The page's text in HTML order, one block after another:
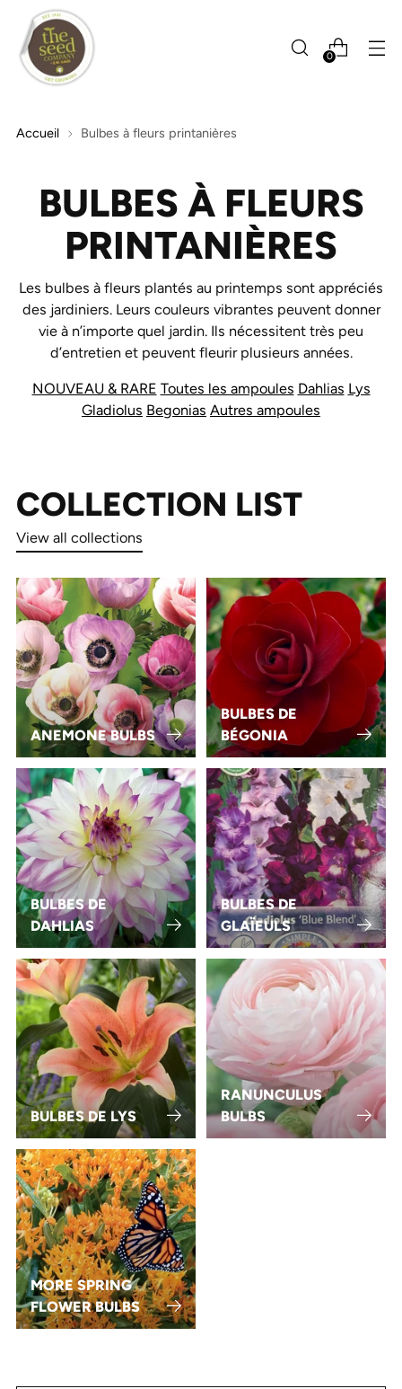
0
Accueil Bulbes à fleurs printanières
BULBES À FLEURS
PRINTANIÈRES
Les bulbes à fleurs plantés au printemps sont appréciés
des jardiniers. Leurs couleurs vibrantes peuvent donner
vie à n’importe quel jardin. Ils nécessitent très peu
d’entretien et peuvent fleurir plusieurs années.
NOUVEAU & RARE Toutes les ampoules Dahlias Lys
Gladiolus Begonias Autres ampoules
COLLECTION LIST
View all collections
ANEMONE BULBS
BULBES DE
BÉGONIA
BULBES DE
DAHLIAS
BULBES DE
GLAÏEULS
BULBES DE LYS
RANUNCULUS
BULBS
MORE SPRING
FLOWER BULBS